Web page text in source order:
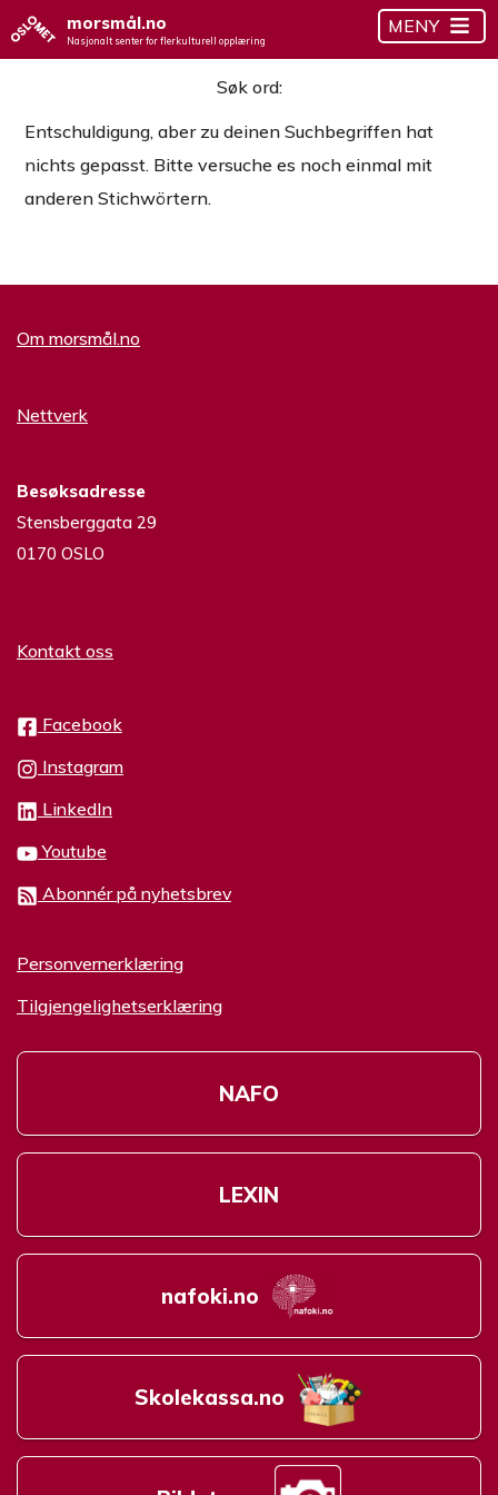
morsmål.no
Nasjonalt senter for flerkulturell opplæring
MENY
Søk ord:
Entschuldigung, aber zu deinen Suchbegriffen hat
nichts gepasst. Bitte versuche es noch einmal mit
anderen Stichwörtern.
Om morsmål.no
Nettverk
Besøksadresse
Stensberggata 29
0170 OSLO
Kontakt oss
Facebook
Instagram
LinkedIn
Youtube
Abonnér på nyhetsbrev
Personvernerklæring
Tilgjengelighetserklæring
NAFO
LEXIN
nafoki.no
Skolekassa.no